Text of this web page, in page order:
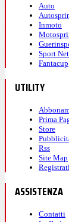
Auto
Inmoto
Sport
Fantacup
UTILITY
Prima
Store
Rss
Site Map
Registrati
ASSISTENZA
Contatti